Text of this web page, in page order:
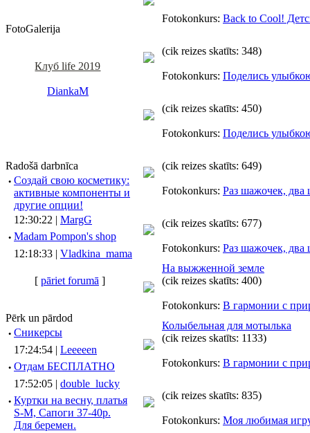
FotoGalerija
Клуб life 2019
DiankaM
Radošā darbnīca
· Создай свою косметику:
активные компоненты и
другие опции!
12:30:22 | MargG
· Madam Pompon's shop
12:18:33 | Vladkina_mama
[ pāriet forumā ]
Pērk un pārdod
· Сникерсы
17:24:54 | Leeeeen
· Отдам БЕСПЛАТНО
17:52:05 | double_lucky
· Куртки на весну, платья
S-M, Сапоги 37-40р.
Для беремен.
Fotokonkurs: Back to Cool!
(cik reizes skatīts: 348)
Fotokonkurs: Поделись
(cik reizes skatīts: 450)
Fotokonkurs: Поделись
(cik reizes skatīts: 649)
Fotokonkurs: Раз шажочек, два
(cik reizes skatīts: 677)
Fotokonkurs: Раз шажочек, два
На выжженной земле
(cik reizes skatīts: 400)
Fotokonkurs: В гармонии с
Колыбельная для мотылька
(cik reizes skatīts: 1133)
Fotokonkurs: В гармонии с
(cik reizes skatīts: 835)
Fotokonkurs: Моя любимая